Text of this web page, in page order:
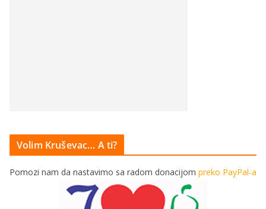
Volim Kruševac… A ti?
Pomozi nam da nastavimo sa radom donacijom preko PayPal-a